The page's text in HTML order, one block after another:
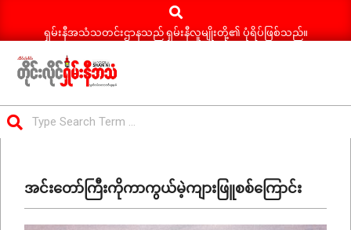
Search
ရှမ်းနီအသံသတင်းဌာနသည် ရှမ်းနီလူမျိုးတို့၏ ပုံရိပ်ဖြစ်သည်။
ရှမ်း
နီ
သတင်း
Menuအင်းတော်ကြီးကိုကာကွယ်မဲ့ကျားဖြူစစ်ကြောင်း